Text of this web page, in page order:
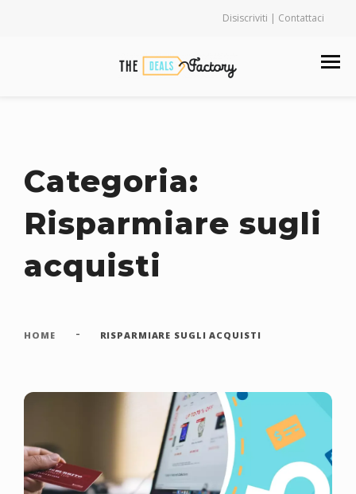
Categoria:
Risparmiare sugli
acquisti
HOME - RISPARMIARE SUGLI ACQUISTI
Disiscriviti | Contattaci